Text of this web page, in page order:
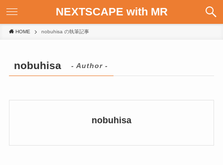
NEXTSCAPE with MR
HOME nobuhisa の執筆記事
nobuhisa - Author -
nobuhisa